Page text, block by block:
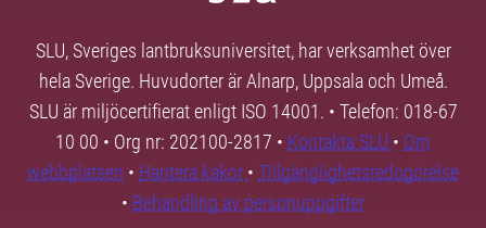
SLU, Sveriges lantbruksuniversitet, har verksamhet över
hela Sverige. Huvudorter är Alnarp, Uppsala och Umeå.
SLU är miljöcertifierat enligt ISO 14001. • Telefon: 018-67
10 00 • Org nr: 202100-2817 • Kontakta SLU • Om
webbplatsen • Hantera kakor • Tillgänglighetsredogörelse
• Behandling av personuppgifter